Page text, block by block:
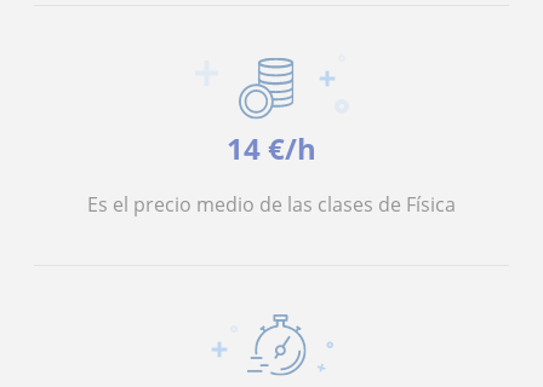
14 €/h
Es el precio medio de las clases de Física